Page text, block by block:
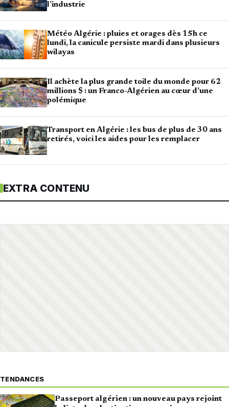
l’industrie
Météo Algérie : pluies et orages dès 15h ce
lundi, la canicule persiste mardi dans plusieurs
wilayas
Il achète la plus grande toile du monde pour 62
millions $ : un Franco-Algérien au cœur d’une
polémique
Transport en Algérie : les bus de plus de 30 ans
retirés, voici les aides pour les remplacer
EXTRA CONTENU
TENDANCES
Passeport algérien : un nouveau pays rejoint